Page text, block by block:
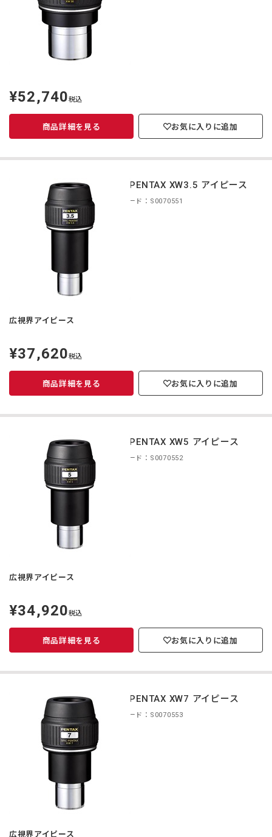
定
価
¥52,740税込
商品詳細を見る お気に入りに追加
smc PENTAX XW3.5 アイピース
商品コード：S0070551
広視界アイピース
定
価
¥37,620税込
商品詳細を見る お気に入りに追加
smc PENTAX XW5 アイピース
商品コード：S0070552
広視界アイピース
定
価
¥34,920税込
商品詳細を見る お気に入りに追加
smc PENTAX XW7 アイピース
商品コード：S0070553
広視界アイピース